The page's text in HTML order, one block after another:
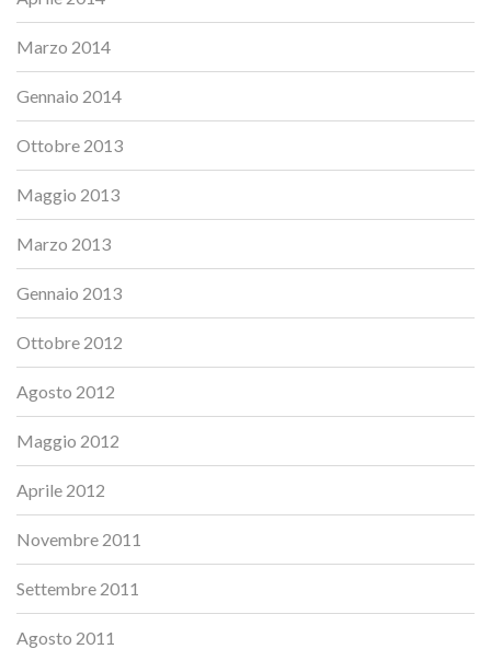
Marzo 2014
Gennaio 2014
Ottobre 2013
Maggio 2013
Marzo 2013
Gennaio 2013
Ottobre 2012
Agosto 2012
Maggio 2012
Aprile 2012
Novembre 2011
Settembre 2011
Agosto 2011